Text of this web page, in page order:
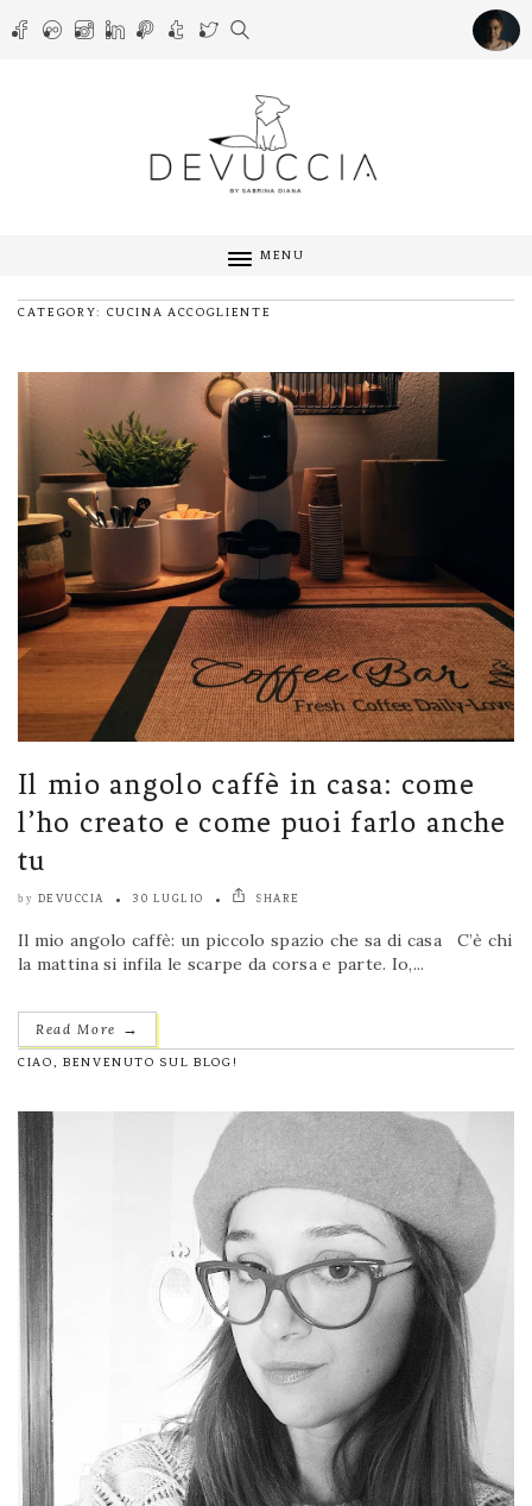
MENU
CATEGORY: CUCINA ACCOGLIENTE
Il mio angolo caffè in casa: come
l’ho creato e come puoi farlo anche
tu
by DEVUCCIA 30 LUGLIO SHARE
Il mio angolo caffè: un piccolo spazio che sa di casa C’è chi
la mattina si infila le scarpe da corsa e parte. Io,...
Read More →
CIAO, BENVENUTO SUL BLOG!